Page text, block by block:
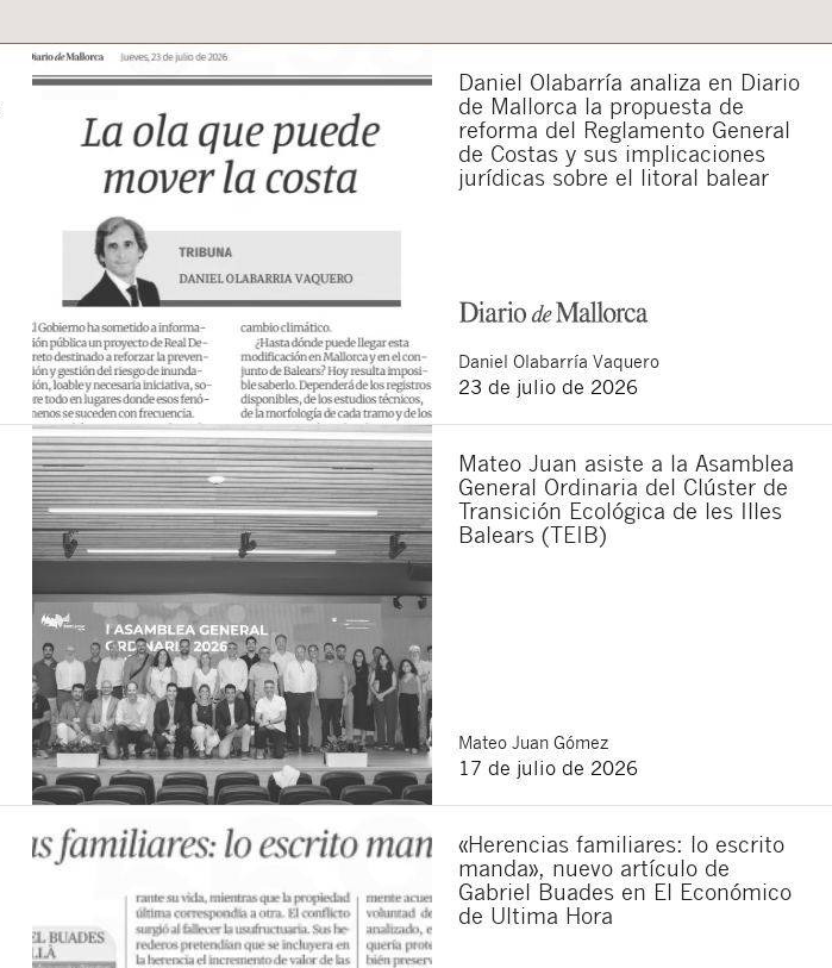
Daniel Olabarría analiza en Diario
de Mallorca la propuesta de
reforma del Reglamento General
de Costas y sus implicaciones
jurídicas sobre el litoral balear
Daniel Olabarría Vaquero
23 de julio de 2026
Mateo Juan asiste a la Asamblea
General Ordinaria del Clúster de
Transición Ecológica de les Illes
Balears (TEIB)
Mateo Juan Gómez
17 de julio de 2026
«Herencias familiares: lo escrito
manda», nuevo artículo de
Gabriel Buades en El Económico
de Ultima Hora